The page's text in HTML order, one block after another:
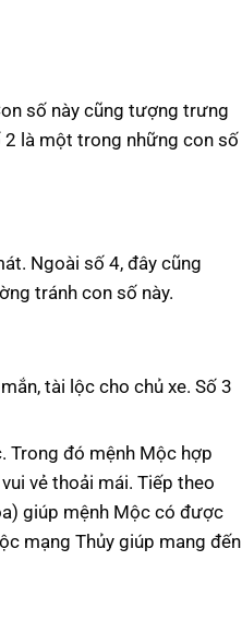
số này cũng tượng trưng
2 là một trong những con số
Ngoài số 4, đây cũng
tránh con số này.
tài lộc cho chủ xe. Số 3
Trong đó mệnh Mộc hợp
vẻ thoải mái. Tiếp theo
giúp mệnh Mộc có được
mạng Thủy giúp mang đến